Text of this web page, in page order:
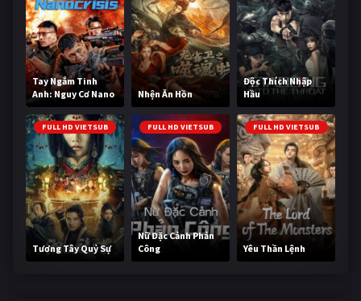
Tay Ngắm Tinh
Anh: Nguy Cơ Nano
Nhện Ăn Hồn
Độc Thích Nhập
Hầu
FULL HD VIETSUB
Tương Tây Quỷ Sự
FULL HD VIETSUB
Nữ Đặc Cảnh Phản
Công
FULL HD VIETSUB
Yêu Thần Lệnh